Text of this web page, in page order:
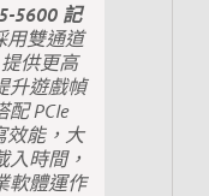
5600 記
用雙通道
供更高
升遊戲幀
PCIe
效能，大
入時間，
軟體運作